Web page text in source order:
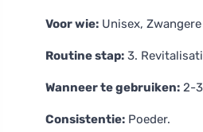
Voor wie: Unisex,
Routine stap: 3.
Wanneer te gebruiken: 2-
Consistentie: Poeder.